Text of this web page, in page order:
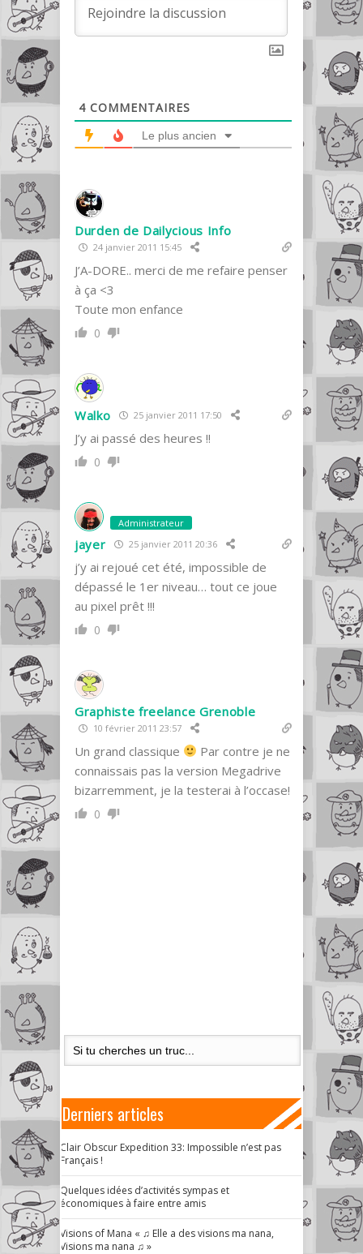
4 COMMENTAIRES
Le plus ancien
Durden de Dailycious Info
24 janvier 2011 15:45
J’A-DORE.. merci de me refaire penser
à ça <3
Toute mon enfance
0
Walko 25 janvier 2011 17:50
J’y ai passé des heures !!
0
Administrateur
jayer 25 janvier 2011 20:36
j’y ai rejoué cet été, impossible de
dépassé le 1er niveau… tout ce joue
au pixel prêt !!!
0
Graphiste freelance Grenoble
10 février 2011 23:57
Un grand classique
Par contre je ne
connaissais pas la version Megadrive
bizarremment, je la testerai à l’occase!
0
Derniers articles
Clair Obscur Expedition 33: Impossible n’est pas
Français !
Quelques idées d’activités sympas et
économiques à faire entre amis
Visions of Mana « ♫ Elle a des visions ma nana,
Visions ma nana ♫ »